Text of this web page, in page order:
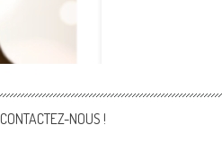
CONTACTEZ-NOUS !